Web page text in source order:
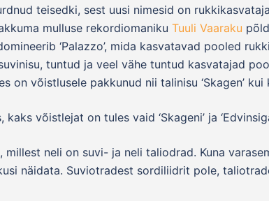
teisedki, sest uusi nimesid on
mulluse rekordiomaniku Tuuli Vaaraku
‘Palazzo’, mida kasvatavad pooled
tuntud ja veel vähe tuntud kasvatajad
on võistlusele pakkunud nii talinisu ‘Skagen’ kui
võistlejat on tules vaid ‘Skageni’ ja
millest neli on suvi- ja neli taliodrad. Kuna
näidata. Suviotradest sordiliidrit pole,